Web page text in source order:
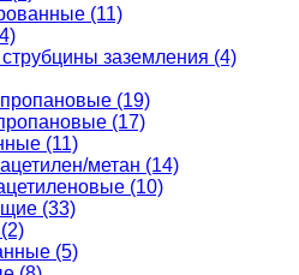
(11)
заземления (4)
(19)
(17)
(11)
метан (14)
(10)
(33)
(5)